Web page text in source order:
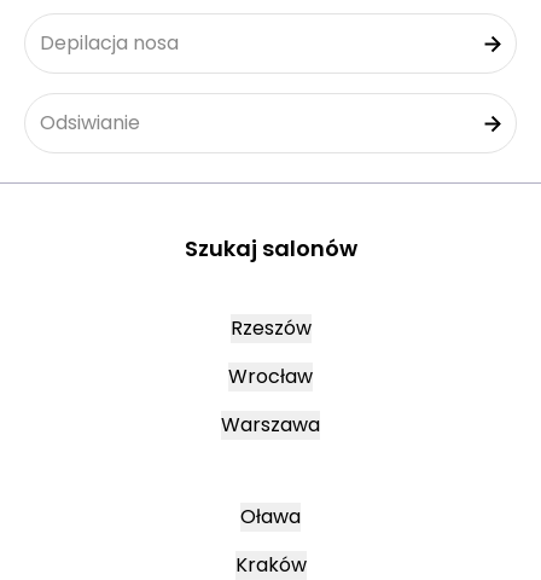
Depilacja nosa
Odsiwianie
Szukaj salonów
Rzeszów
Wrocław
Warszawa
Oława
Kraków